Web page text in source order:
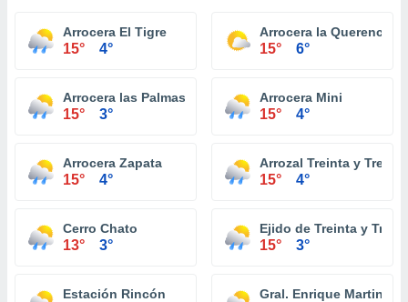
Arrocera El Tigre
15° 4°
Arrocera la Querencia
15° 6°
Arrocera las Palmas
15° 3°
Arrocera Mini
15° 4°
Arrocera Zapata
15° 4°
Arrozal Treinta y Tres
15° 4°
Cerro Chato
13° 3°
Ejido de Treinta y Tres
15° 3°
Estación Rincón Gral. Enrique Martinez